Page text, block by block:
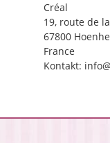
Créal
19, route de
67800
France
Kontakt: